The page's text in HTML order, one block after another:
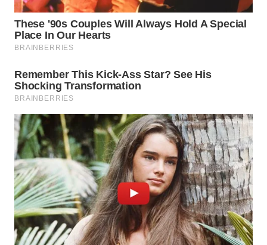
WN
BEKASI
WN
WN
WN
TAPANULI
UTARA
WN
SAMOSIR
WN